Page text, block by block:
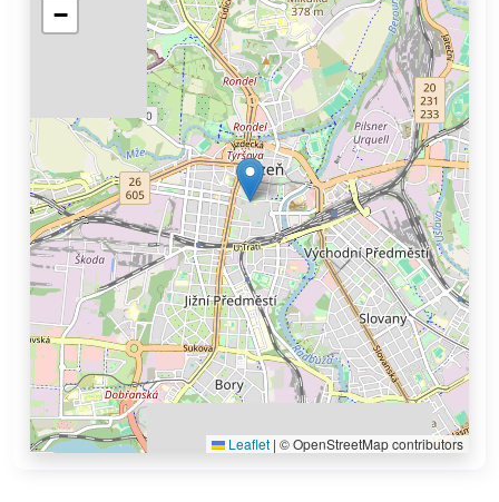
−
Leaflet | © OpenStreetMap contributors